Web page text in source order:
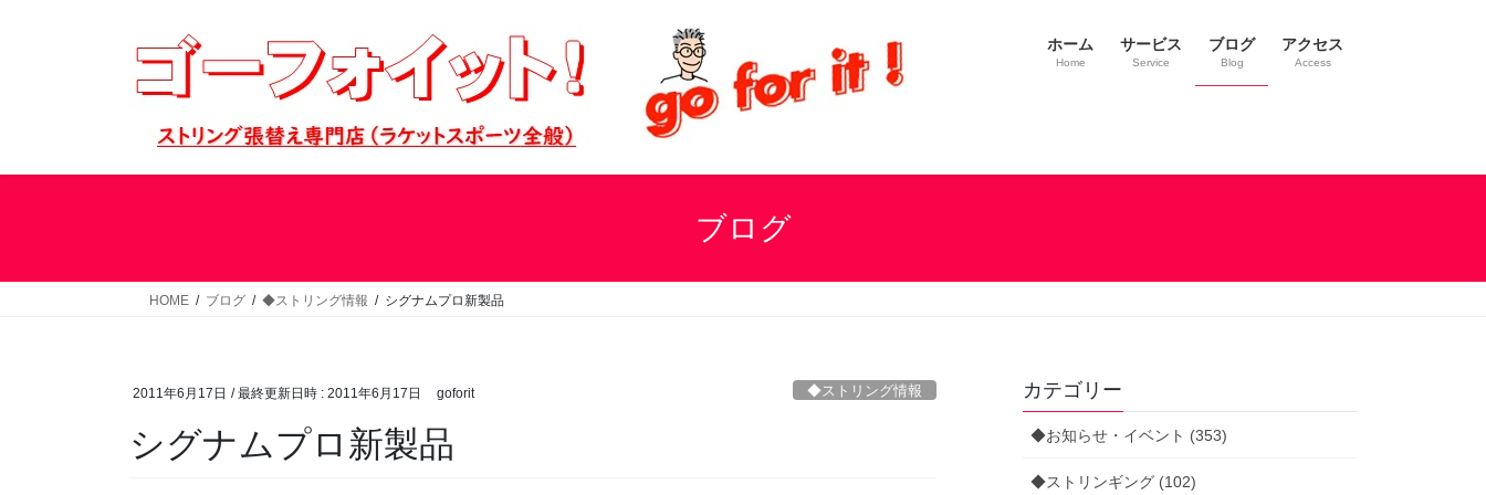
ス
ン
ホーム
Home
サービス
Service
ブログ
Blog
アクセス
Access
ブログ
HOME ブログ ◆ストリング情報 シグナムプロ新製品
2011年6月17日 / 最終更新日時 : 2011年6月17日 goforit ◆ストリング情報
シグナムプロ新製品
カテゴリー
◆お知らせ・イベント (353)
◆ストリンギング (102)